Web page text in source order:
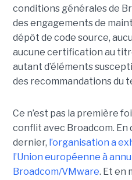
conditions générales de
des engagements de
dépôt de code source,
aucune certification au
autant d’éléments
des recommandations du
Ce n’est pas la première
conflit avec Broadcom. En
dernier, l’organisation a
l’Union européenne à
Broadcom/VMware. Et en